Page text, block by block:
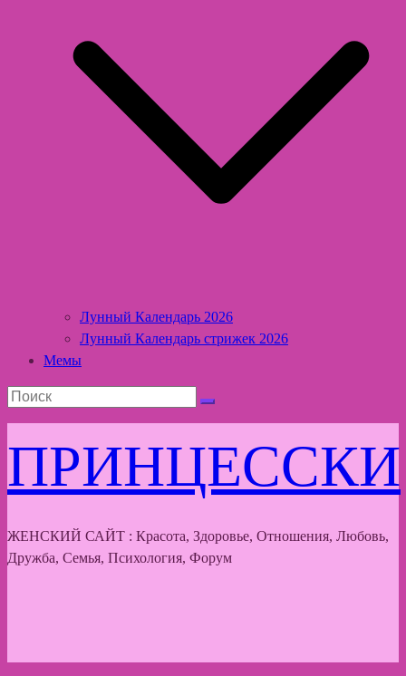
Лунный Календарь 2026
Лунный Календарь стрижек 2026
Мемы
ПРИНЦЕССКИ
ЖЕНСКИЙ САЙТ : Красота, Здоровье, Отношения, Любовь,
Дружба, Семья, Психология, Форум